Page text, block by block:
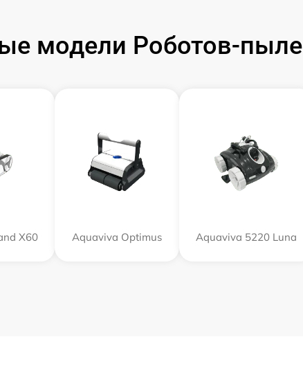
модели Роботов-
X60 Aquaviva Optimus Aquaviva 5220 Luna